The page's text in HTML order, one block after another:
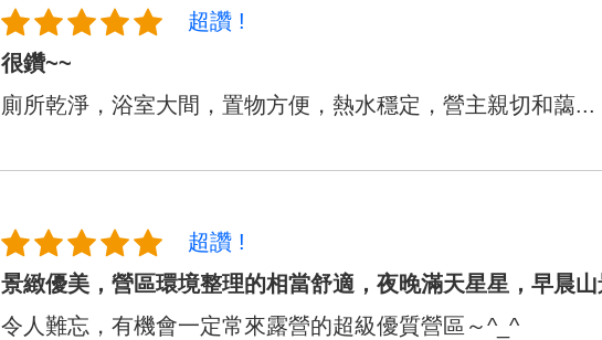
超讚 !
很鑽~~
廁所乾淨，浴室大間，置物方便，熱水穩定，營主親切和藹...
超讚 !
景緻優美，營區環境整理的相當舒適，夜晚滿天星星，早晨
令人難忘，有機會一定常來露營的超級優質營區～^_^